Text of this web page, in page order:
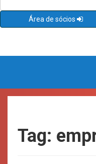
Área de sócios
Tag: